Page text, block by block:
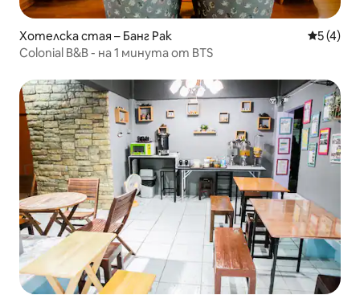
Хотелска стая – Банг Рак Средна
5 (4)
Colonial B&B - на 1 минута от BTS